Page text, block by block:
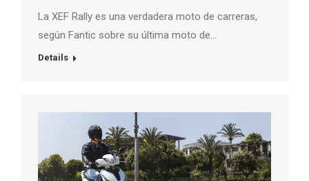
La XEF Rally es una verdadera moto de carreras,
según Fantic sobre su última moto de…
Details